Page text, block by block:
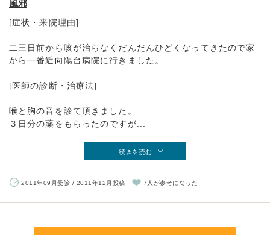
風邪
[症状・来院理由]
二三日前から咳が治らなくだんだんひどくなってきたので家
から一番近向陽台病院に行きました。
[医師の診断・治療法]
喉と胸の音を診て頂きました。
３日分の薬をもらったのですが...
続きを読む
2011年09月受診 / 2011年12月投稿 7人が参考になった